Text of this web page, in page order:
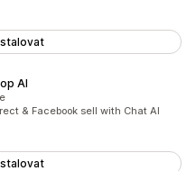
AI
& Facebook sell with Chat AI